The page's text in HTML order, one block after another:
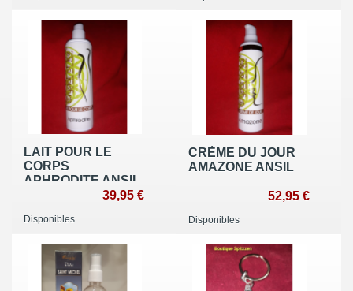
LAIT POUR LE
CORPS
APHRODITE ANSIL
39,95 €
Disponibles
CRÈME DU JOUR
AMAZONE ANSIL
52,95 €
Disponibles